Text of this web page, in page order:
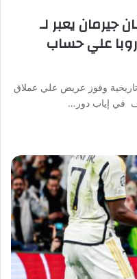
جيرمان يعبر لـ
علي حساب
وفوز عريض علي عملاق
في إياب دور…